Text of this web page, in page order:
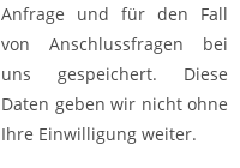
Anfrage und für den Fall
von Anschlussfragen bei
uns gespeichert. Diese
Daten geben wir nicht ohne
Ihre Einwilligung weiter.